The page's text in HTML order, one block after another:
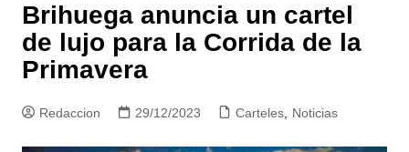
Brihuega anuncia un cartel
de lujo para la Corrida de la
Primavera
Redaccion 29/12/2023 Carteles, Noticias